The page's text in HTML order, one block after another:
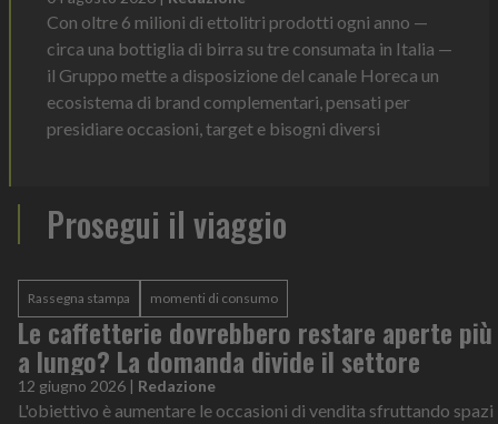
Con oltre 6 milioni di ettolitri prodotti ogni anno —
circa una bottiglia di birra su tre consumata in Italia —
il Gruppo mette a disposizione del canale Horeca un
ecosistema di brand complementari, pensati per
presidiare occasioni, target e bisogni diversi
Prosegui il viaggio
Rassegna stampa momenti di consumo
Le caffetterie dovrebbero restare aperte più
a lungo? La domanda divide il settore
12 giugno 2026 | Redazione
L'obiettivo è aumentare le occasioni di vendita sfruttando spazi